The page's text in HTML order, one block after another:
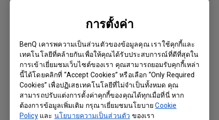
การตั้งค่า
BenQ เคารพความเป็นส่วนตัวของข้อมูลคุณ เราใช้คุกกี้และ
เทคโนโลยีที่คล้ายกันเพื่อให้คุณได้รับประสบการณ์ที่ดีที่สุดใน
การเข้าเยี่ยมชมเว็บไซต์ของเรา คุณสามารถยอมรับคุกกี้เหล่า
นี้ได้โดยคลิกที่ “Accept Cookies” หรือเลือก “Only Required
Cookies” เพื่อปฏิเสธเทคโนโลยีที่ไม่จำเป็นทั้งหมด คุณ
สามารถปรับแต่งการตั้งค่าคุกกี้ของคุณได้ทุกเมื่อที่นี่ หาก
ต้องการข้อมูลเพิ่มเติม กรุณาเยี่ยมชมนโยบายCookie
Policyและนโยบายความเป็นส่วนตัว ของเรา
How to set different role and
substitute admin for X-Sign CMS?